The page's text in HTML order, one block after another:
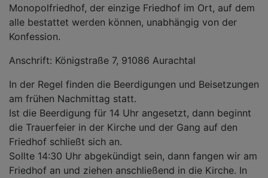
Monopolfriedhof, der einzige Friedhof im Ort, auf dem
alle bestattet werden können, unabhängig von der
Konfession.
Anschrift: Königstraße 7, 91086 Aurachtal
In der Regel finden die Beerdigungen und Beisetzungen
am frühen Nachmittag statt.
Ist die Beerdigung für 14 Uhr angesetzt, dann beginnt
die Trauerfeier in der Kirche und der Gang auf den
Friedhof schließt sich an.
Sollte 14:30 Uhr abgekündigt sein, dann fangen wir am
Friedhof an und ziehen anschließend in die Kirche. In